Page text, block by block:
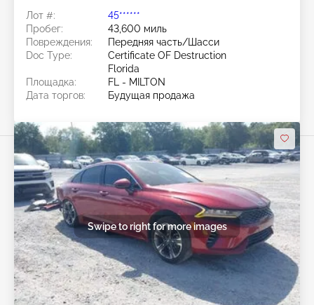
Лот #:
45******
Пробег:
43,600 миль
Повреждения:
Передняя часть/Шасси
Doc Type:
Certificate OF Destruction
Florida
Площадка:
FL - MILTON
Дата торгов:
Будущая продажа
Swipe to right for more images